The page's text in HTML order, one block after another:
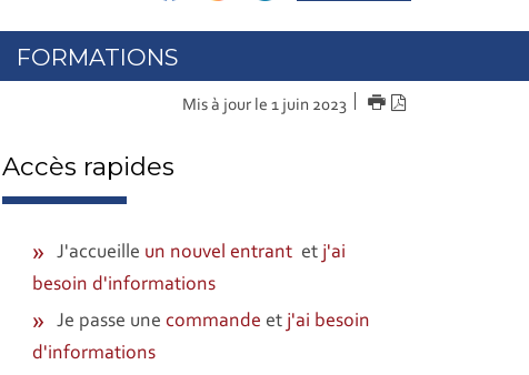
FORMATIONS
Mis à jour le 1 juin 2023 IMPRIMER
Accès rapides
J'accueille un nouvel entrant et j'ai
besoin d'informations
Je passe unecommande et j'ai besoin
d'informations